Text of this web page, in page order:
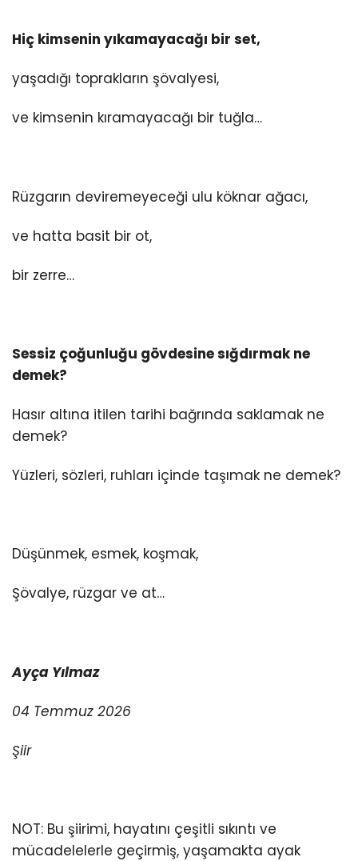
Hiç kimsenin yıkamayacağı bir set,
yaşadığı toprakların şövalyesi,
ve kimsenin kıramayacağı bir tuğla…
Rüzgarın deviremeyeceği ulu köknar ağacı,
ve hatta basit bir ot,
bir zerre…
Sessiz çoğunluğu gövdesine sığdırmak ne
demek?
Hasır altına itilen tarihi bağrında saklamak ne
demek?
Yüzleri, sözleri, ruhları içinde taşımak ne demek?
Düşünmek, esmek, koşmak,
Şövalye, rüzgar ve at…
Ayça Yılmaz
04 Temmuz 2026
Şiir
NOT: Bu şiirimi, hayatını çeşitli sıkıntı ve
mücadelelerle geçirmiş, yaşamakta ayak